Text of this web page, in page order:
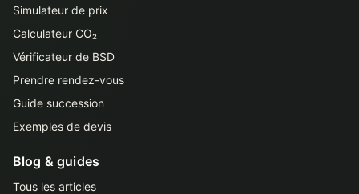
Simulateur de prix
Calculateur CO₂
Vérificateur de BSD
Prendre rendez-vous
Guide succession
Exemples de devis
Blog & guides
Tous les articles